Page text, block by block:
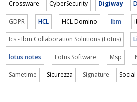
Crossware CyberSecurity Digiway
GDPR HCL HCL Domino Ibm
Ics - Ibm Collaboration Solutions (Lotus)
lotus notes Lotus Software Msp
Sametime Sicurezza Signature